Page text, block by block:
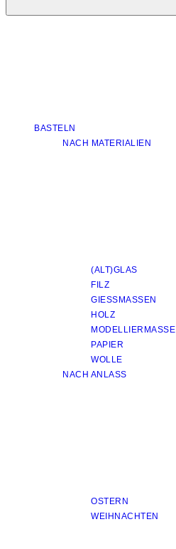
BASTELN
NACH MATERIALIEN
(ALT)GLAS
FILZ
GIESSMASSEN
HOLZ
MODELLIERMASSE
PAPIER
WOLLE
NACH ANLASS
OSTERN
WEIHNACHTEN